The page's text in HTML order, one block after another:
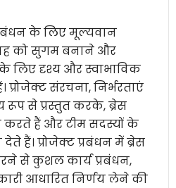
के लिए मूल्यवान
को सुगम बनाने और
लिए दृश्य और स्वाभाविक
प्रोजेक्ट संरचना, निर्भरताएं
रूप से प्रस्तुत करके, ब्रेस
करते हैं और टीम सदस्यों के
हैं। प्रोजेक्ट प्रबंधन में ब्रेस
से कुशल कार्य प्रबंधन,
आधारित निर्णय लेने की